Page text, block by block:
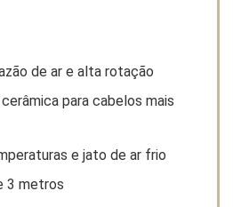
de ar e alta rotação
para cabelos mais
e jato de ar frio
3 metros